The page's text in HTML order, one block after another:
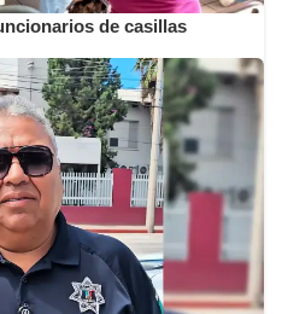
de casillas